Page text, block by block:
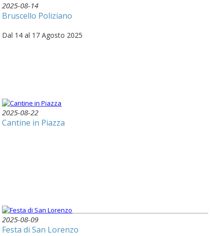
2025-08-14
Bruscello Poliziano
Dal 14 al 17 Agosto 2025
2025-08-22
Cantine in Piazza
2025-08-09
Festa di San Lorenzo